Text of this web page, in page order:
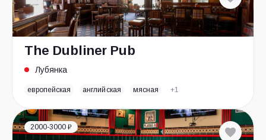
The Dubliner Pub
Лубянка
европейская английская мясная +1
2000-3000 ₽